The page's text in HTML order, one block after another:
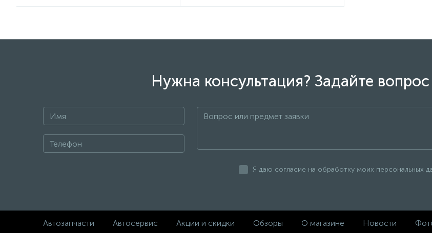
Нужна консультация? Задайте
Я даю согласие на обработку моих персональных
Автозапчасти Автосервис Акции и скидки Обзоры О магазине Новости